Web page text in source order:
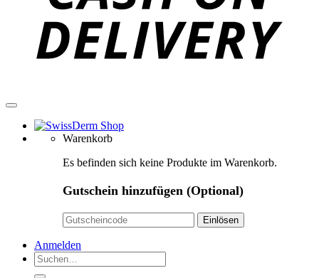
Warenkorb
Es befinden sich keine Produkte im Warenkorb.
Gutschein hinzufügen (Optional)
Anmelden
Suchen
nach: